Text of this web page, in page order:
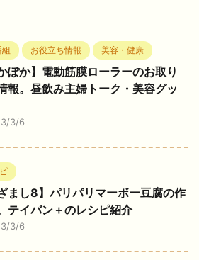
お役立ち情報 美容・健康
ぽか】電動筋膜ローラーのお取り
報。昼飲み主婦トーク・美容グッ
3/6
ざまし8】パリパリマーボー豆腐の作
テイバン＋のレシピ紹介
3/6